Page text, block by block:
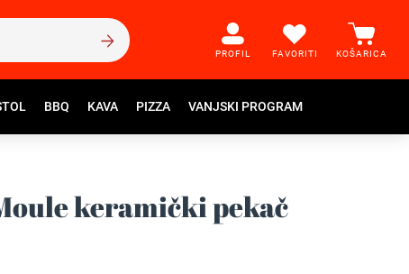
PROFIL FAVORITI KOŠARICA
BBQ KAVA PIZZA VANJSKI PROGRAM
keramički pekač